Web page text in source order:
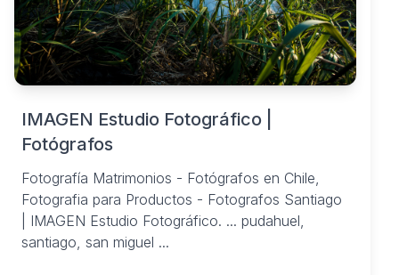
IMAGEN Estudio Fotográfico |
Fotógrafos
Fotografía Matrimonios - Fotógrafos en Chile,
Fotografia para Productos - Fotografos Santiago
| IMAGEN Estudio Fotográfico. ... pudahuel,
santiago, san miguel ...